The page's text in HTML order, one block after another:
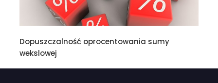
Dopuszczalność oprocentowania sumy
wekslowej